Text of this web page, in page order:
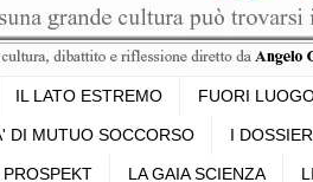
IL LATO ESTREMO FUORI
DI MUTUO SOCCORSO I DOSSIER
LA GAIA SCIENZA